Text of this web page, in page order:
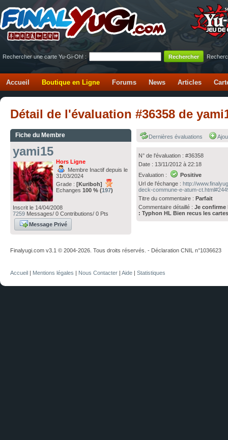
Rechercher une carte Yu-Gi-Oh! :
Accueil Boutique en Ligne Forums News Articles
Détail de l'évaluation #36358 de
Fiche du Membre
yami15
Hors Ligne
Membre Inactif depuis le
31/03/2024
Grade : [Kuriboh]
Echanges 100 % (197)
Inscrit le 14/04/2008
7259 Messages/ 0 Contributions/ 0 Pts
Message Privé
Dernières évaluations
N° de l'évaluation : #36358
Date : 13/11/2012 à 22:18
Evaluation :
Positive
Url de l'échange :http://
deck-commune-e-atum-
Titre du commentaire :Parfait
Commentaire détaillé :Je confirme
: Typhon HL Bien recus les
Finalyugi.com v3.1 © 2004-2026. Tous droits réservés. - Déclaration CNIL n°1036623
Accueil | Mentions légales | Nous Contacter | Aide | Statistiques